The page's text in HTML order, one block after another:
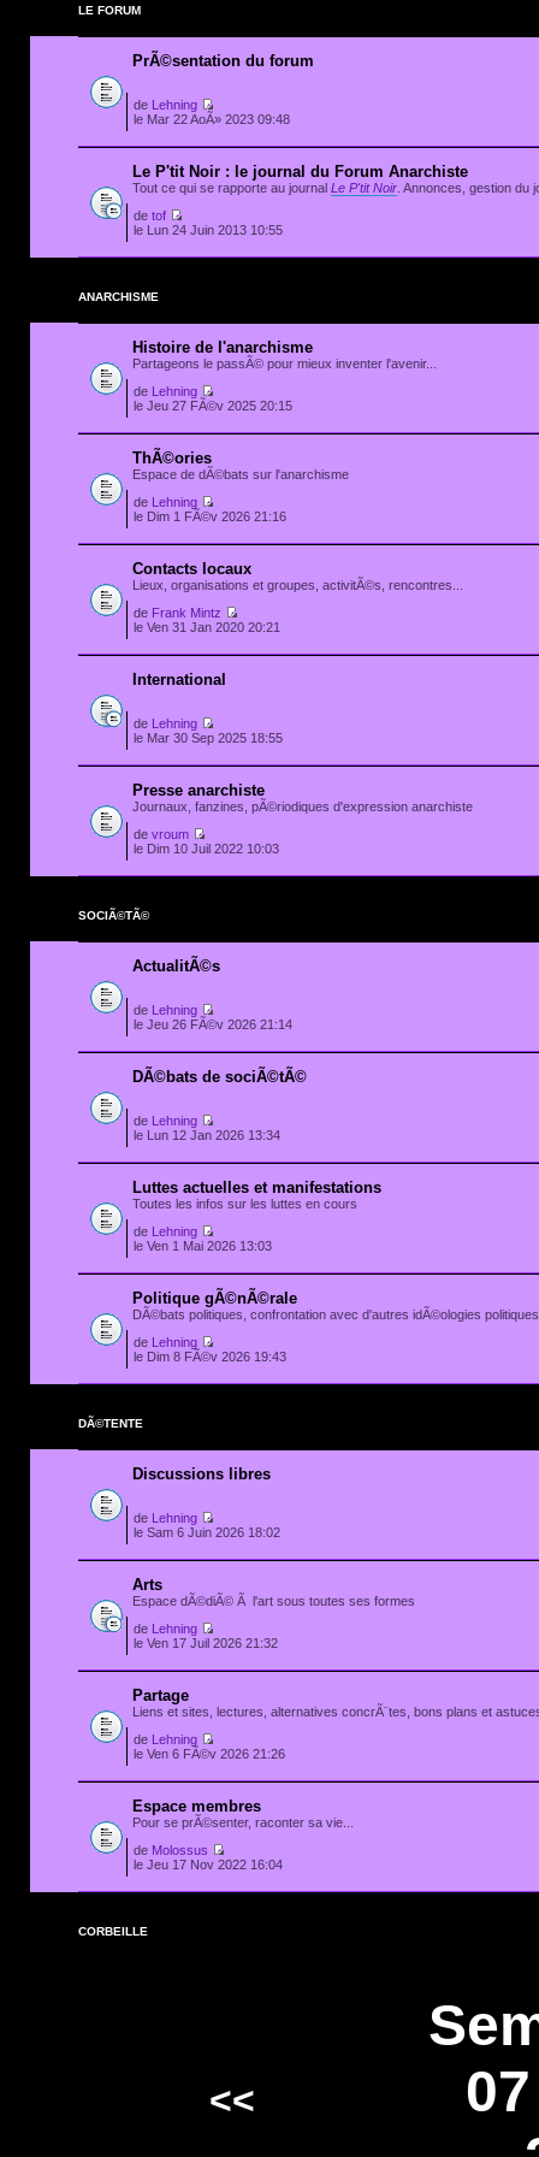
LE FORUM
PrÃ©sentation du forum
de
Lehning
le Mar 22 AoÃ» 2023 09:48
Le P'tit Noir : le journal du Forum Anarchiste
Tout ce qui se rapporte au journal Le P'tit Noir . Annonces, gestion du
de tof
le Lun 24 Juin 2013 10:55
ANARCHISME
Histoire de l'anarchisme
Partageons le passÃ© pour mieux inventer l'avenir...
de
Lehning
le Jeu 27 FÃ©v 2025 20:15
ThÃ©ories
Espace de dÃ©bats sur l'anarchisme
de
Lehning
le Dim 1 FÃ©v 2026 21:16
Contacts locaux
Lieux, organisations et groupes, activitÃ©s, rencontres...
de Frank Mintz
le Ven 31 Jan 2020 20:21
International
de
Lehning
le Mar 30 Sep 2025 18:55
Presse anarchiste
Journaux, fanzines, pÃ©riodiques d'expression anarchiste
de vroum
le Dim 10 Juil 2022 10:03
SOCIÃ©TÃ©
ActualitÃ©s
de
Lehning
le Jeu 26 FÃ©v 2026 21:14
DÃ©bats de sociÃ©tÃ©
de
Lehning
le Lun 12 Jan 2026 13:34
Luttes actuelles et manifestations
Toutes les infos sur les luttes en cours
de
Lehning
le Ven 1 Mai 2026 13:03
Politique gÃ©nÃ©rale
DÃ©bats politiques, confrontation avec d'autres idÃ©ologies
de
Lehning
le Dim 8 FÃ©v 2026 19:43
DÃ©TENTE
Discussions libres
de
Lehning
le Sam 6 Juin 2026 18:02
Arts
Espace dÃ©diÃ© Ã l'art sous toutes ses formes
de
Lehning
le Ven 17 Juil 2026 21:32
Partage
Liens et sites, lectures, alternatives concrÃ¨tes, bons plans et
de
Lehning
le Ven 6 FÃ©v 2026 21:26
Espace membres
Pour se prÃ©senter, raconter sa vie...
de Molossus
le Jeu 17 Nov 2022 16:04
CORBEILLE
<<